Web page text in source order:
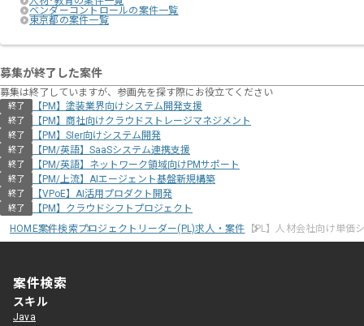
ベンダーコントロールの案件一覧
東京都の案件一覧
募集が終了した案件
募集は終了していますが、参画先を探す際にお役立てください
終了 【PM】塗装業界向けシステム開発支援
終了 【PM】商社向けクラウドストレージマネジメント
終了 【PM】SIer向けシステム開発
終了 【PM/英語】SaaSシステム連携支援
終了 【PM/英語】ネットワーク領域向けPMサポート
終了 【PM/上流】AIエージェント基盤新規構築
終了 【VPoE】AI活用プロダクト開発
終了
【PM】クラウドシフトプロジェクト
HOME案件検索プロジェクトリーダー(PL)求人・案件 【PL】人材会社向け単価
案件検索
スキル
Java